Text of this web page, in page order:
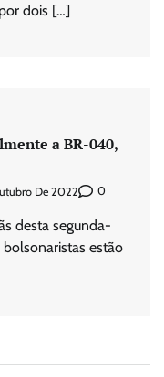
dois […]
a BR-040,
De 2022 0
desta segunda-
estão